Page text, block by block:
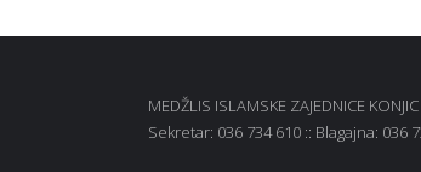
MEDŽLIS ISLAMSKE ZAJEDNICE
Sekretar: 036 734 610 :: Blagajna: 036